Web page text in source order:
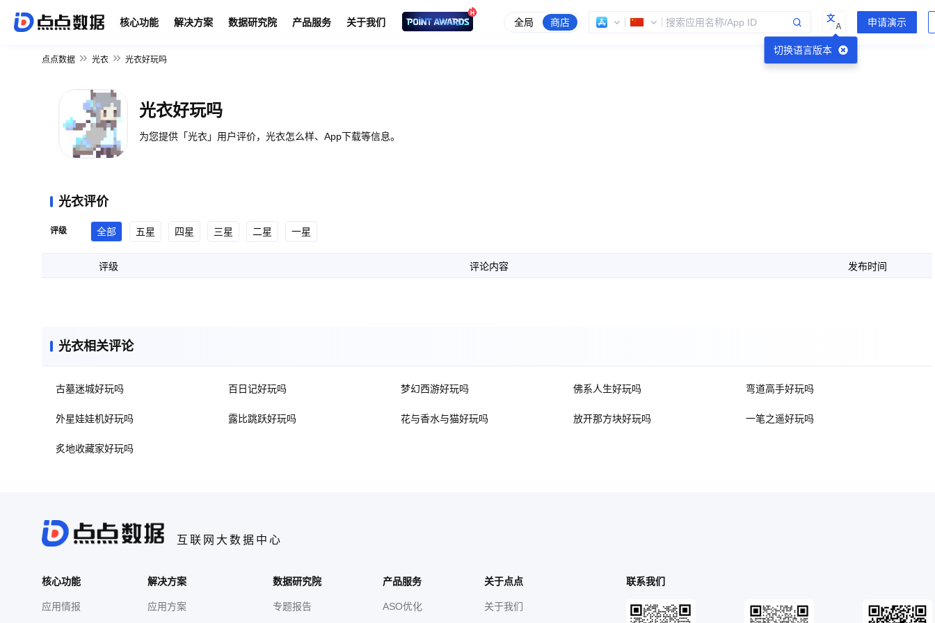
核心功能 解决方案 数据研究院 产品服务 关于我们 全局 商店
切换语言版本
文
A
点点数据 光衣 光衣好玩吗
光衣好玩吗
为您提供「光衣」用户评价，光衣怎么样、App下载等信息。
光衣评价
评级 全部 五星 四星 三星 二星 一星
评级 评论内容 发布时间
光衣相关评论
古墓迷城好玩吗 百日记好玩吗 梦幻西游好玩吗 佛系人生好玩吗 弯道高手好玩吗
外星娃娃机好玩吗 露比跳跃好玩吗 花与香水与猫好玩吗 放开那方块好玩吗 一笔之遥好玩吗
炙地收藏家好玩吗
互联网大数据中心
核心功能
应用情报
解决方案
应用方案
数据研究院
专题报告
产品服务
ASO优化
关于点点
关于我们
联系我们